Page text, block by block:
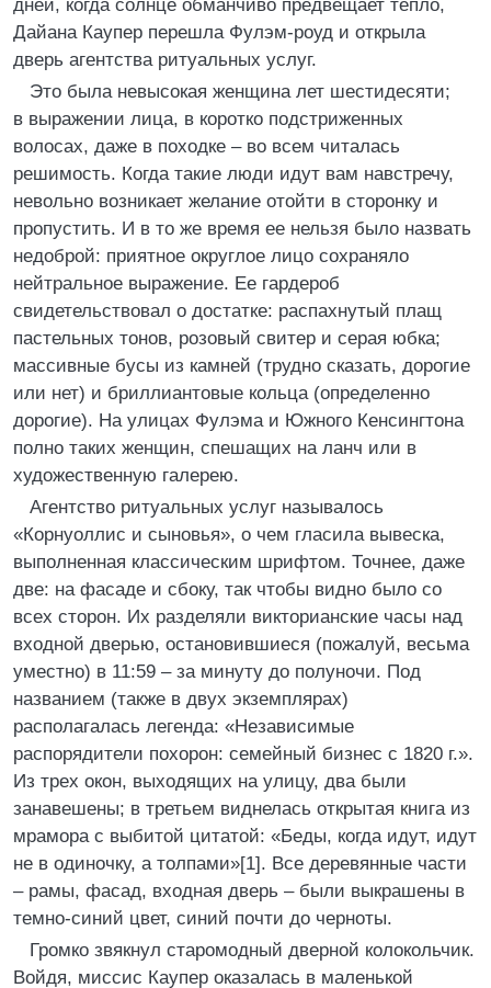
дней, когда солнце обманчиво предвещает тепло,
Дайана Каупер перешла Фулэм-роуд и открыла
дверь агентства ритуальных услуг.
Это была невысокая женщина лет шестидесяти;
в выражении лица, в коротко подстриженных
волосах, даже в походке – во всем читалась
решимость. Когда такие люди идут вам навстречу,
невольно возникает желание отойти в сторонку и
пропустить. И в то же время ее нельзя было назвать
недоброй: приятное округлое лицо сохраняло
нейтральное выражение. Ее гардероб
свидетельствовал о достатке: распахнутый плащ
пастельных тонов, розовый свитер и серая юбка;
массивные бусы из камней (трудно сказать, дорогие
или нет) и бриллиантовые кольца (определенно
дорогие). На улицах Фулэма и Южного Кенсингтона
полно таких женщин, спешащих на ланч или в
художественную галерею.
Агентство ритуальных услуг называлось
«Корнуоллис и сыновья», о чем гласила вывеска,
выполненная классическим шрифтом. Точнее, даже
две: на фасаде и сбоку, так чтобы видно было со
всех сторон. Их разделяли викторианские часы над
входной дверью, остановившиеся (пожалуй, весьма
уместно) в 11:59 – за минуту до полуночи. Под
названием (также в двух экземплярах)
располагалась легенда: «Независимые
распорядители похорон: семейный бизнес с 1820 г.».
Из трех окон, выходящих на улицу, два были
занавешены; в третьем виднелась открытая книга из
мрамора с выбитой цитатой: «Беды, когда идут, идут
не в одиночку, а толпами»[1]. Все деревянные части
– рамы, фасад, входная дверь – были выкрашены в
темно-синий цвет, синий почти до черноты.
Громко звякнул старомодный дверной колокольчик.
Войдя, миссис Каупер оказалась в маленькой